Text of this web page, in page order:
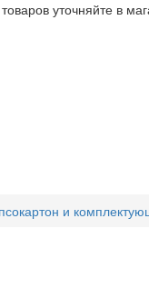
уточняйте в
и